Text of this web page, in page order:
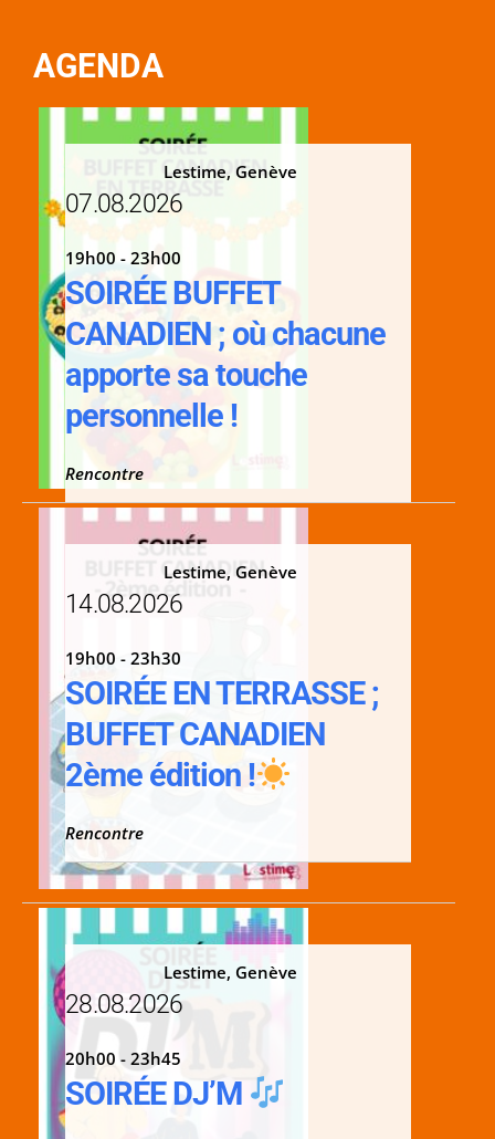
AGENDA
Lestime, Genève
07.08.2026
19h00 - 23h00
SOIRÉE BUFFET
CANADIEN ; où chacune
apporte sa touche
personnelle !
Rencontre
Lestime, Genève
14.08.2026
19h00 - 23h30
SOIRÉE EN TERRASSE ;
BUFFET CANADIEN
2ème édition !
Rencontre
Lestime, Genève
28.08.2026
20h00 - 23h45
SOIRÉE DJ’M